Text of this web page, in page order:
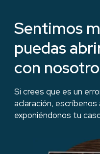
Sentimos
puedas
con
Si crees que es un
aclaración, escríbenos
exponiéndonos tu